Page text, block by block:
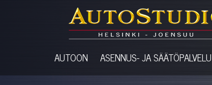
AUTOON ASENNUS- JA SÄÄTÖPALVELU